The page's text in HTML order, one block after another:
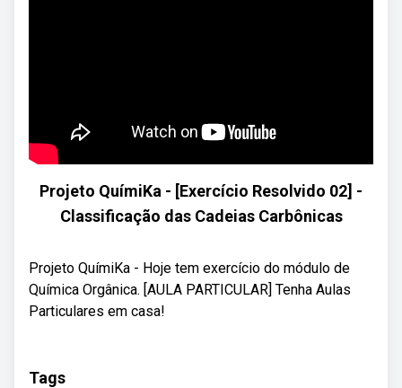
Projeto QuímiKa - [Exercício Resolvido 02] -
Classificação das Cadeias Carbônicas
Projeto QuímiKa - Hoje tem exercício do módulo de
Química Orgânica. [AULA PARTICULAR] Tenha Aulas
Particulares em casa!
Tags